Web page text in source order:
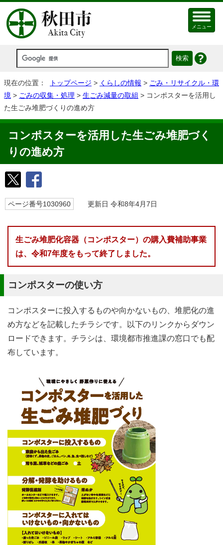
メニュー
現在の位置： トップページ > くらしの情報 > ごみ・リサイクル・環
境 > ごみの収集・処理 > 生ごみ減量の取組 > コンポスターを活用し
た生ごみ堆肥づくりの進め方
コンポスターを活用した生ごみ堆肥づく
りの進め方
ページ番号1030960 更新日 令和8年4月7日
生ごみ堆肥化容器（コンポスター）の購入費補助事業
は、令和7年度をもって終了しました。
コンポスターの使い方
コンポスターに投入するものや向かないもの、堆肥化の進
め方などを記載したチラシです。以下のリンクからダウン
ロードできます。チラシは、環境都市推進課の窓口でも配
布しています。